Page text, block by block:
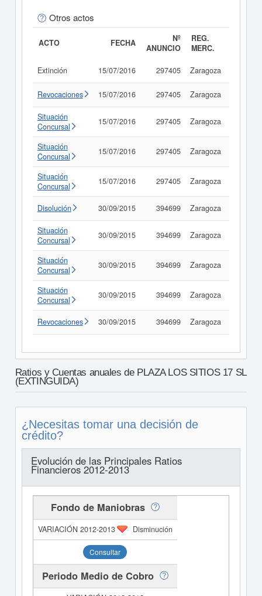
Otros actos
ACTO FECHA
Nº
ANUNCIO
REG.
MERC.
Extinción 15/07/2016 297405 Zaragoza
Revocaciones 15/07/2016 297405 Zaragoza
Situación
Concursal
15/07/2016 297405 Zaragoza
Situación
Concursal
15/07/2016 297405 Zaragoza
Situación
Concursal
15/07/2016 297405 Zaragoza
Disolución 30/09/2015 394699 Zaragoza
Situación
Concursal
30/09/2015 394699 Zaragoza
Situación
Concursal
30/09/2015 394699 Zaragoza
Situación
Concursal
30/09/2015 394699 Zaragoza
Revocaciones 30/09/2015 394699 Zaragoza
Ratios y Cuentas anuales de PLAZA LOS SITIOS 17 SL
(EXTINGUIDA)
¿Necesitas tomar una decisión de
crédito?
Evolución de las Principales Ratios
Financieros 2012-2013
Fondo de Maniobras
Disminución
Consultar
Periodo Medio de Cobro